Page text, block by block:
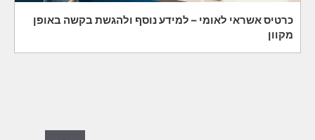
כרטיס אשראי לאומי – למידע נוסף ולהגשת בקשה באופן
מקוון